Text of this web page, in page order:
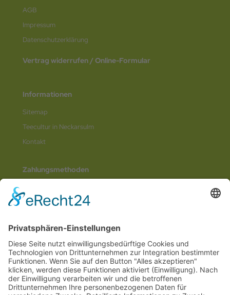
AGB
Impressum
Datenschutz­erklärung
Vertrag widerrufen / Online-Formular
Informationen
Sitemap
Teecultur in Neckarsulm
Kontakt
Zahlungsmethoden
Social Media